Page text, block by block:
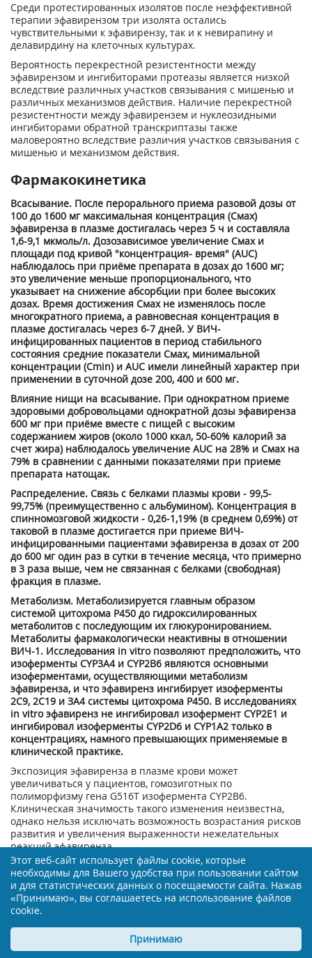
Среди протестированных изолятов после неэффективной
терапии эфавирензом три изолята остались
чувствительными к эфавирензу, так и к невирапину и
делавирдину на клеточных культурах.
Вероятность перекрестной резистентности между
эфавирензом и ингибиторами протеазы является низкой
вследствие различных участков связывания с мишенью и
различных механизмов действия. Наличие перекрестной
резистентности между эфавирензем и нуклеозидными
ингибиторами обратной транскриптазы также
маловероятно вследствие различия участков связывания с
мишенью и механизмом действия.
Фармакокинетика
Всасывание. После перорального приема разовой дозы от
100 до 1600 мг максимальная концентрация (Смах)
эфавиренза в плазме достигалась через 5 ч и составляла
1,6-9,1 мкмоль/л. Дозозависимое увеличение Смахи
площади под кривой "концентрация- время" (AUC)
наблюдалось при приёме препарата в дозах до 1600 мг;
это увеличение меньше пропорционального, что
указывает на снижение абсорбции при более высоких
дозах. Время достижения Смахне изменялось после
многократного приема, а равновесная концентрация в
плазме достигалась через 6-7 дней. У ВИЧ-
инфицированных пациентов в период стабильного
состояния средние показатели Смах, минимальной
концентрации (Cmin) и AUC имели линейный характер при
применении в суточной дозе 200, 400 и 600 мг.
Влияние нищи на всасывание. При однократном приеме
здоровыми добровольцами однократной дозы эфавиренза
600 мг при приёме вместе с пищей с высоким
содержанием жиров (около 1000 ккал, 50-60% калорий за
счет жира) наблюдалось увеличение AUC на 28% и Смахна
79% в сравнении с данными показателями при приеме
препарата натощак.
Распределение. Связь с белками плазмы крови - 99,5-
99,75% (преимущественно с альбумином). Концентрация в
спинномозговой жидкости - 0,26-1,19% (в среднем 0,69%) от
таковой в плазме достигается при приеме ВИЧ-
инфицированными пациентами эфавиренза в дозах от 200
до 600 мг один раз в сутки в течение месяца, что примерно
в 3 раза выше, чем не связанная с белками (свободная)
фракция в плазме.
Метаболизм. Метаболизируется главным образом
системой цитохрома Р450 до гидроксилированных
метаболитов с последующим их глюкуронированием.
Метаболиты фармакологически неактивны в отношении
ВИЧ-1. Исследования in vitro позволяют предположить, что
изоферменты CYP3A4 и CYP2B6 являются основными
изоферментами, осуществляющими метаболизм
эфавиренза, и что эфавиренз ингибирует изоферменты
2С9, 2С19 и ЗА4 системы цитохрома Р450. В исследованиях
in vitro эфавиренз не ингибировал изофермент CYP2E1 и
ингибировал изоферменты CYP2D6 и CYP1A2 только в
концентрациях, намного превышающих применяемые в
клинической практике.
Экспозиция эфавиренза в плазме крови может
увеличиваться у пациентов, гомозиготных по
полиморфизму гена G516T изофермента CYP2B6.
Клиническая значимость такого изменения неизвестна,
однако нельзя исключать возможность возрастания рисков
развития и увеличения выраженности нежелательных
реакций эфавиренза.
Эфавиренз индуцирует изоферменты системы цитохрома
Р450, изоферменты CYP3A4 и CYP2B6, что приводит к
стимулированию его собственного метаболизма.
Многократный прием доз 200-400 мг в сутки в течение 10
дней вызывает его кумуляцию в меньшей, чем ожидается
степени (на 22-42% меньше), и с более коротким конечным
периодом полувыведения (Т1/2) - 40-55 ч после
многократных приемов (Т1/2 разовой дозы - 52-76 ч).
Этот веб-сайт использует файлы cookie, которые
необходимы для Вашего удобства при пользовании сайтом
и для статистических данных о посещаемости сайта. Нажав
«Принимаю», вы соглашаетесь на использование файлов
cookie.
Принимаю